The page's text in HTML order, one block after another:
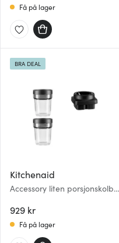
Få på lager
Kitchenaid
Accessory liten porsjonskolbe
klar/svart
929 kr
BRA DEAL
Få på lager